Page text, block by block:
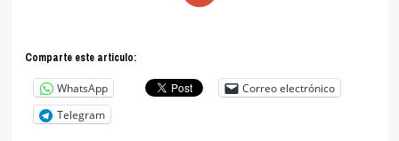
Comparte este articulo:
WhatsApp
Correo electrónico
Telegram